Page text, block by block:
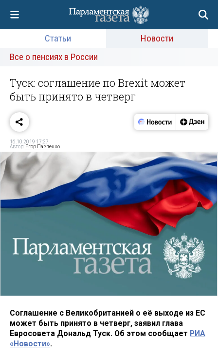
Статьи
Новости
Все о пенсиях в России
Туск: соглашение по Brexit может
быть принято в четверг
16.10.2019 17:27
Автор: Егор Павленко
Соглашение с Великобританией о её выходе из ЕС
может быть принято в четверг, заявил глава
Евросовета Дональд Туск. Об этом сообщает РИА
«Новости».